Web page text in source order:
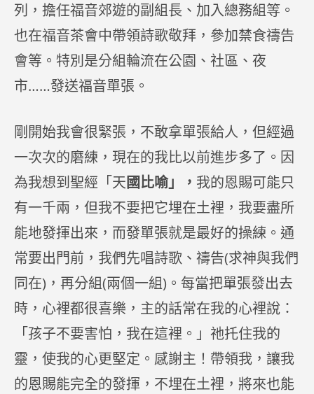
列，擔任福音郊遊的副組長、加入總務組等。
也在福音茶會中帶領詩歌敬拜，參加禁食禱告
會等。特別是分組輪流在公園、社區、夜
市……發送福音單張。
剛開始我會很緊張，不敢拿單張給人，但經過
一次次的磨練，現在的我比以前進步多了。因
為我想到聖經「天國比喻」， 我的恩賜可能只
有一千兩，但我不要把它埋在土裡，我要盡所
能地發揮出來，而發單張就是最好的操練。通
常要出門前，我們先唱詩歌、禱告(求神與我們
同在)，再分組(兩個一組)。每當把單張發出去
時，心裡都很喜樂，主的話常在我的心裡說：
「孩子不要害怕，我在這裡。」祂托住我的
靈，使我的心更堅定。感謝主！帶領我，讓我
的恩賜能完全的發揮，不埋在土裡，將來也能